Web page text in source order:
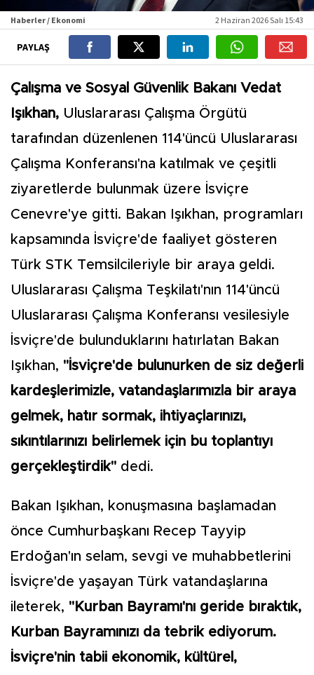
Haberler / Ekonomi 2 Haziran 2026 Salı 15:43
PAYLAŞ
Çalışma ve Sosyal Güvenlik Bakanı Vedat
Işıkhan, Uluslararası Çalışma Örgütü
tarafından düzenlenen 114'üncü Uluslararası
Çalışma Konferansı'na katılmak ve çeşitli
ziyaretlerde bulunmak üzere İsviçre
Cenevre'ye gitti. Bakan Işıkhan, programları
kapsamında İsviçre'de faaliyet gösteren
Türk STK Temsilcileriyle bir araya geldi.
Uluslararası Çalışma Teşkilatı'nın 114'üncü
Uluslararası Çalışma Konferansı vesilesiyle
İsviçre'de bulunduklarını hatırlatan Bakan
Işıkhan, "İsviçre'de bulunurken de siz değerli
kardeşlerimizle, vatandaşlarımızla bir araya
gelmek, hatır sormak, ihtiyaçlarınızı,
sıkıntılarınızı belirlemek için bu toplantıyı
gerçekleştirdik" dedi.
Bakan Işıkhan, konuşmasına başlamadan
önce Cumhurbaşkanı Recep Tayyip
Erdoğan'ın selam, sevgi ve muhabbetlerini
İsviçre'de yaşayan Türk vatandaşlarına
ileterek, "Kurban Bayramı'nı geride bıraktık,
Kurban Bayramınızı da tebrik ediyorum.
İsviçre'nin tabii ekonomik, kültürel,